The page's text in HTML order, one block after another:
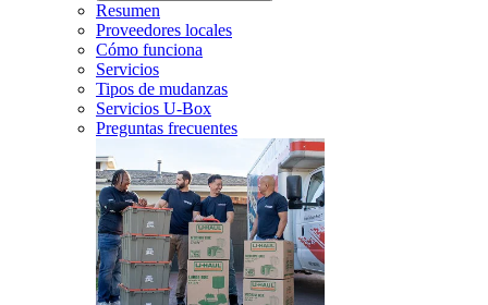
Resumen
Proveedores locales
Cómo funciona
Servicios
Tipos de mudanzas
Servicios U-Box
Preguntas frecuentes